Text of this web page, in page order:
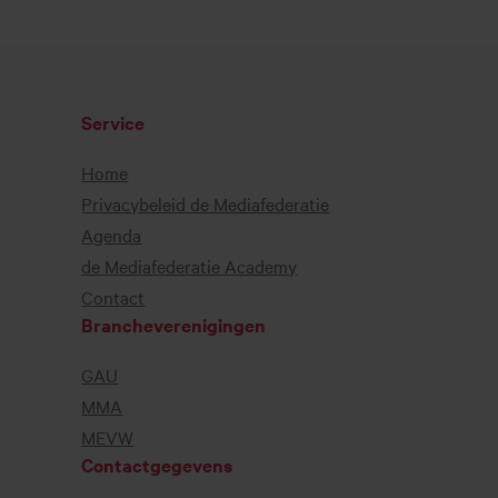
Service
Home
Privacybeleid de Mediafederatie
Agenda
de Mediafederatie Academy
Contact
Brancheverenigingen
GAU
MMA
MEVW
Contactgegevens